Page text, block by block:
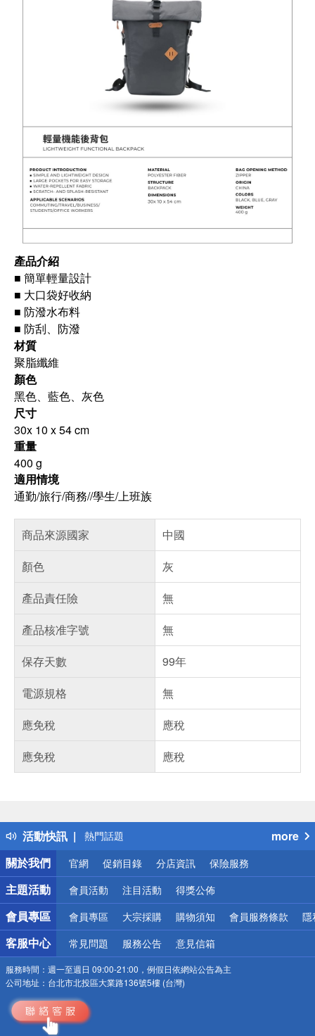
產品介紹
■ 簡單輕量設計
■ 大口袋好收納
■ 防潑水布料
■ 防刮、防潑
材質
聚脂纖維
顏色
黑色、藍色、灰色
尺寸
30x 10 x 54 cm
重量
400 g
適用情境
通勤/旅行/商務//學生/上班族
商品來源國家
中國
顏色
灰
產品責任險
無
產品核准字號
無
保存天數
99年
電源規格
無
應免稅
應稅
應免稅
應稅
活動快訊
得獎公告
熱門話題
銀行優惠
偏遠地區配送
詐騙網頁！請小心！
more
關於我們
官網 促銷目錄 分店資訊 保險服務
主題活動 會員活動 注目活動 得獎公佈
會員專區 會員專區 大宗採購 購物須知 會員服務條款 隱
客服中心 常見問題 服務公告 意見信箱
服務時間： 週一至週日 09:00-21:00，例假日依網站公告為主
公司地址： 台北市北投區大業路136號5樓 (台灣)